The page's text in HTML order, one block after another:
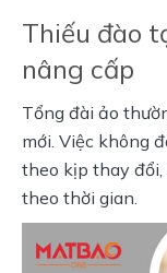
Thiếu đào
nâng cấp
Tổng đài ảo
mới. Việc không
theo kịp thay đổi,
theo thời gian.